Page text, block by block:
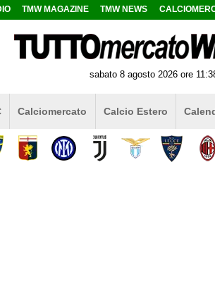
TMW MAGAZINE TMW NEWS
sabato 8 agosto 2026 ore
Calciomercato Calcio Estero